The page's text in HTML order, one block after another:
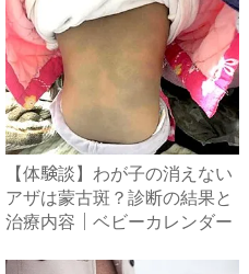
【体験談】わが子の消えない
アザは蒙古斑？診断の結果と
治療内容｜ベビーカレンダー